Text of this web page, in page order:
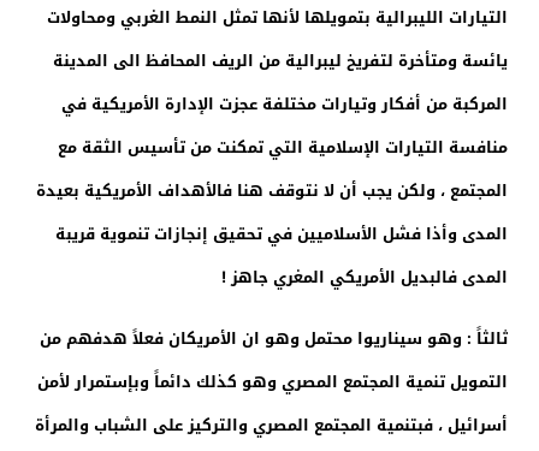
التيارات الليبرالية بتمويلها لأنها تمثل النمط الغربي ومحاولات
يائسة ومتأخرة لتفريخ ليبرالية من الريف المحافظ الى المدينة
المركبة من أفكار وتيارات مختلفة عجزت الإدارة الأمريكية في
منافسة التيارات الإسلامية التي تمكنت من تأسيس الثقة مع
المجتمع ، ولكن يجب أن لا نتوقف هنا فالأهداف الأمريكية بعيدة
المدى وأذا فشل الأسلاميين في تحقيق إنجازات تنموية قريبة
المدى فالبديل الأمريكي المغري جاهز !
ثالثاً : وهو سيناريوا محتمل وهو ان الأمريكان فعلاً هدفهم من
التمويل تنمية المجتمع المصري وهو كذلك دائماً وبإستمرار لأمن
أسرائيل ، فبتنمية المجتمع المصري والتركيز على الشباب والمرأة